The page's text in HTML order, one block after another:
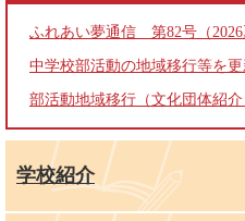
ふれあい夢通信 第82号（
中学校部活動の地域移行等を更
部活動地域移行（文化団体紹
学校紹介